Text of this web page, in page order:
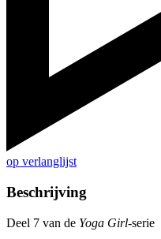
op verlanglijst
Beschrijving
Deel 7 van de Yoga Girl-serie